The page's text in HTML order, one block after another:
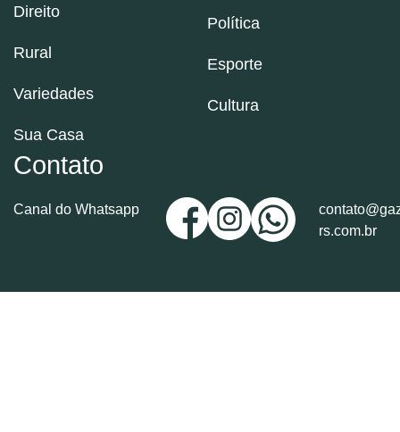
Direito
Rural
Variedades
Sua Casa
Política
Esporte
Cultura
Contato
Canal do Whatsapp
rs.com.br